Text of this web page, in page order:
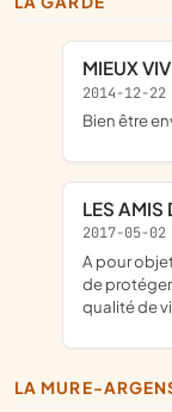
MIEUX
2014-12-22
bien être
LES
2017-05-02
a pour objet de défendre les droits des contribuables,
de
qualité de
LA MURE-